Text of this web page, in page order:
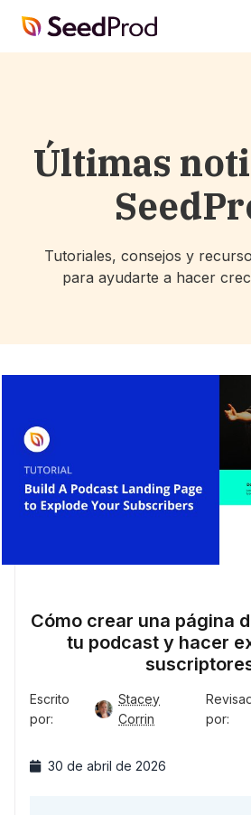
SeedProd
Últimas
Tutoriales, consejos y
para ayudarte a hacer
Cómo crear una página
tu podcast y hacer
Escrito
por:
Stacey
Corrin
por:
30 de abril de 2026